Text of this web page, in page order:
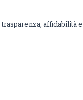
affidabilità e